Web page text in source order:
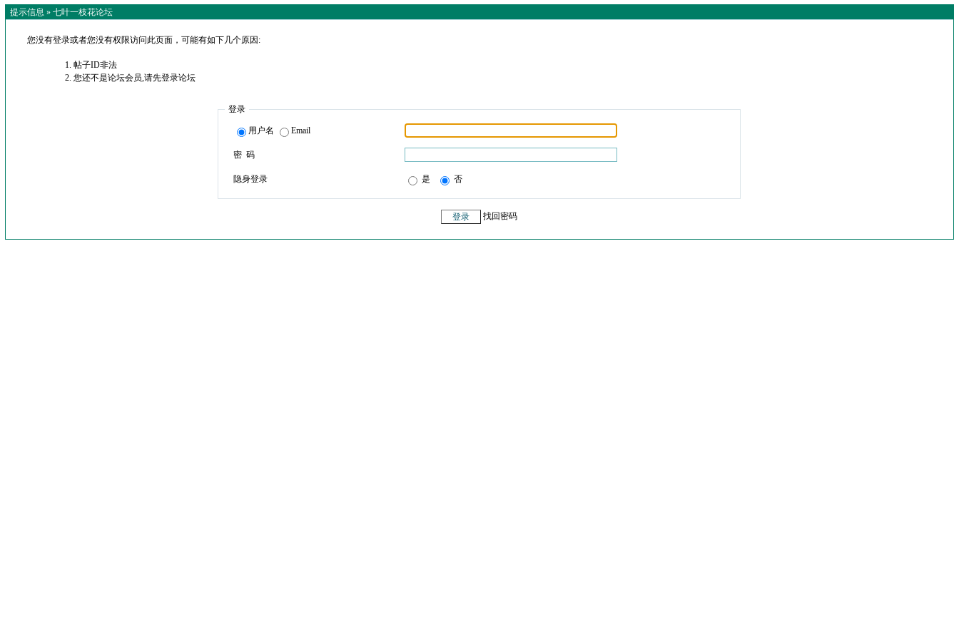
提示信息 » 七叶一枝花论坛
您没有登录或者您没有权限访问此页面，可能有如下几个原因:
帖子ID非法
您还不是论坛会员,请先登录论坛
登录
用户名 Email
密 码
隐身登录 是 否
找回密码